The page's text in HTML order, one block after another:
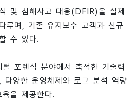
및 침해사고 대응(DFIR)을 실제
루며, 기존 유지보수 고객과 신규
수 있다.
포렌식 분야에서 축적한 기술력
다양한 운영체제와 로그 분석 역량
을 제공한다.